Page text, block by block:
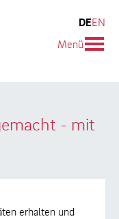
SUCHEN
DEEN
Menü
- mit
erhalten und